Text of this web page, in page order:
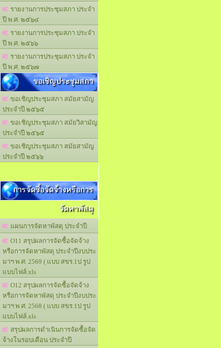
รายงานการประชุมสภา ประจำ
ปี พ.ศ. ๒๕๖๔
รายงานการประชุมสภา ประจำ
ปี พ.ศ. ๒๕๖๖
รายงานการประชุมสภา ประจำ
ปี พ.ศ. ๒๕๖๗
ขอเชิญประชุมสภา
ขอเชิญประชุมสภา สมัยสามัญ
ประจำปี ๒๕๖๕
ขอเชิญประชุมสภา สมัยวิสามัญ
ประจำปี ๒๕๖๕
ขอเชิญประชุมสภา สมัยสามัญ
ประจำปี ๒๕๖๖
การจัดซื้อจัดจ้างหรือการ
จัดหาพัสดุ
แผนการจัดหาพัสดุ ประจำปี
O11 สรุปผลการจัดซื้อจัดจ้าง
หรือการจัดหาพัสดุ ประจำปีงบประ
มาฯ พ.ศ. 2569 ( แบบ สขร.1ป รูป
แบบไฟล์.xls
O12 สรุปผลการจัดซื้อจัดจ้าง
หรือการจัดหาพัสดุ ประจำปีงบประ
มาฯ พ.ศ. 2568 ( แบบ สขร.1ป รูป
แบบไฟล์.xls
สรุปผลการดำเนินการจัดซื้อจัด
จ้างในรอบเดือน ประจำปี